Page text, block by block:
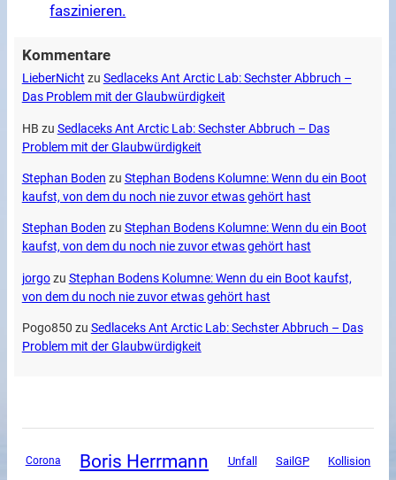
faszinieren.
Kommentare
LieberNicht zu Sedlaceks Ant Arctic Lab: Sechster Abbruch –
Das Problem mit der Glaubwürdigkeit
HB zu Sedlaceks Ant Arctic Lab: Sechster Abbruch – Das
Problem mit der Glaubwürdigkeit
Stephan Boden zu Stephan Bodens Kolumne: Wenn du ein Boot
kaufst, von dem du noch nie zuvor etwas gehört hast
Stephan Boden zu Stephan Bodens Kolumne: Wenn du ein Boot
kaufst, von dem du noch nie zuvor etwas gehört hast
jorgozu Stephan Bodens Kolumne: Wenn du ein Boot kaufst,
von dem du noch nie zuvor etwas gehört hast
Pogo850 zu Sedlaceks Ant Arctic Lab: Sechster Abbruch – Das
Problem mit der Glaubwürdigkeit
Corona Boris Herrmann Unfall SailGP Kollision